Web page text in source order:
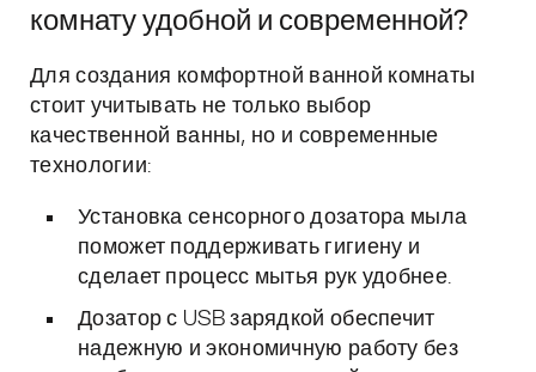
комнату удобной и современной?
Для создания комфортной ванной комнаты
стоит учитывать не только выбор
качественной ванны, но и современные
технологии:
Установка сенсорного дозатора мыла
поможет поддерживать гигиену и
сделает процесс мытья рук удобнее.
Дозатор с USB зарядкой обеспечит
надежную и экономичную работу без